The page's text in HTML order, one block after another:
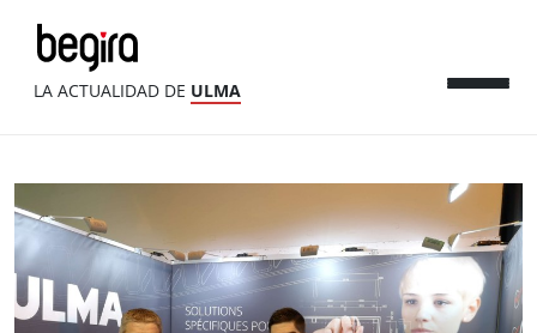
LA ACTUALIDAD DE ULMA